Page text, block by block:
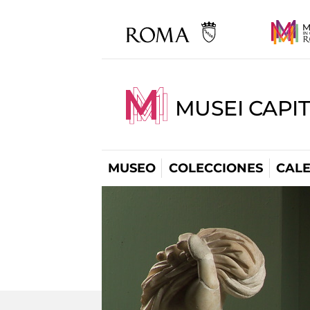
MUSEI
MUSEO COLECCIONES